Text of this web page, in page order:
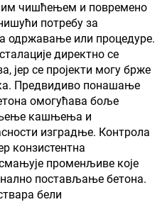
чишћењем и повремено
потребу за
одржавање или процедуре.
директно се
јер се пројекти могу брже
Предвидиво понашање
омогућава боље
кашњења и
изградње. Контрола
конзистентна
променљиве које
постављање бетона.
бели